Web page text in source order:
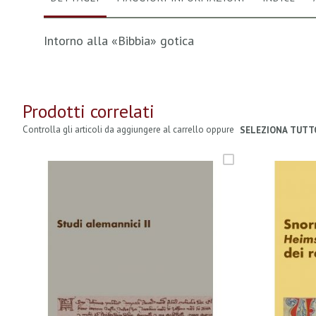
Intorno alla «Bibbia» gotica
Prodotti correlati
Controlla gli articoli da aggiungere al carrello oppure SELEZIONA